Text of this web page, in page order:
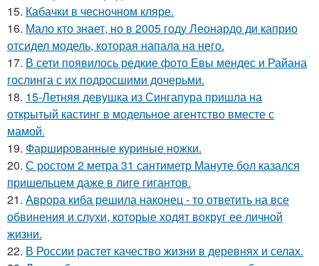
15. Кабачки в чесночном кляре.
16. Мало кто знает, но в 2005 году Леонардо ди каприо
отсидел модель, которая напала на него.
17. В сети появилось редкие фото Евы мендес и Райана
гослинга с их подросшими дочерьми.
18. 15-Летняя девушка из Сингапура пришла на
открытый кастинг в модельное агентство вместе с
мамой.
19. Фаршированные куриные ножки.
20. С ростом 2 метра 31 сантиметр Мануте бол казался
пришельцем даже в лиге гигантов.
21. Аврора киба решила наконец - то ответить на все
обвинения и слухи, которые ходят вокруг ее личной
жизни.
22. В России растет качество жизни в деревнях и селах.